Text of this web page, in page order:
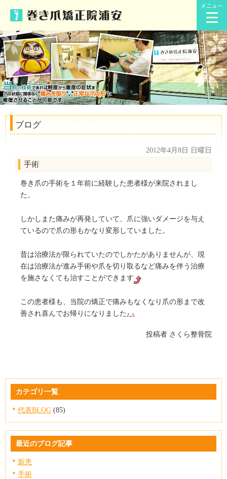
メニュー
ブログ
2012年4月8日 日曜日
手術
巻き爪の手術を１年前に経験した患者様が来院されまし
た。
しかしまた痛みが再発していて、爪に強いダメージを与え
ているので爪の形もかなり変形していました。
昔は治療法が限られていたのでしかたがありませんが、現
在は治療法が進み手術や爪を切り取るなど痛みを伴う治療
を施さなくても治すことができます
この患者様も、当院の矯正で痛みもなくなり爪の形まで改
善され喜んでお帰りになりました
投稿者 さくら整骨院
カテゴリ一覧
代表BLOG (85)
最近のブログ記事
新患
手術